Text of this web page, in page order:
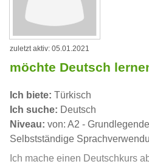
zuletzt aktiv: 05.01.2021
möchte Deutsch
Ich biete: Türkisch
Ich suche: Deutsch
Niveau: von: A2 -
Selbstständige
Ich mache einen Deutschkurs